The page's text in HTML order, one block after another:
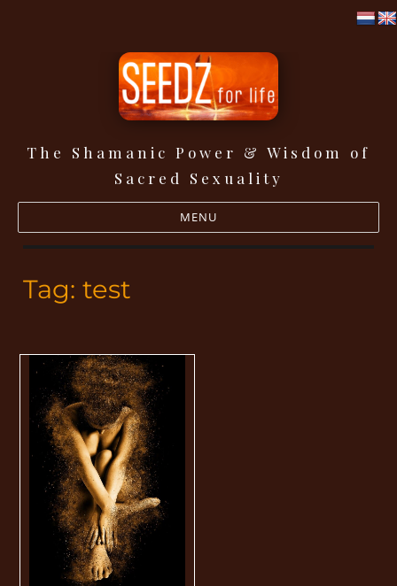
Seedz for life
The Shamanic Power & Wisdom of
Sacred Sexuality
MENU
Tag:test